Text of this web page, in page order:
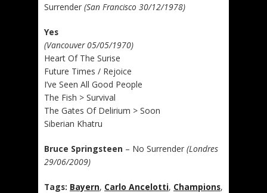
Surrender (San Francisco 30/12/1978)
Yes
(Vancouver 05/05/1970)
Heart Of The Surise
Future Times / Rejoice
I’ve Seen All Good People
The Fish > Survival
The Gates Of Delirium > Soon
Siberian Khatru
Bruce Springsteen – No Surrender (Londres
29/06/2009)
Tags: Bayern, Carlo Ancelotti, Champions,